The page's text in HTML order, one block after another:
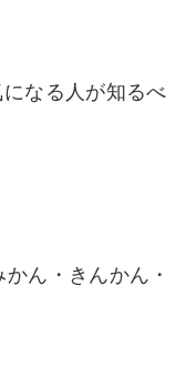
なる人が知るべ
ん・きんかん・